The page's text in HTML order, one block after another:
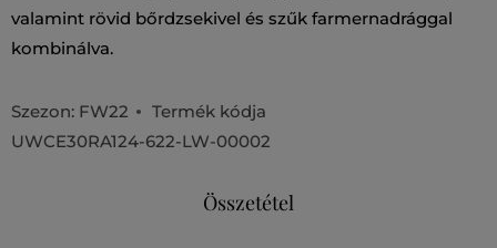
valamint rövid bőrdzsekivel és szűk farmernadrággal
kombinálva.
Szezon: FW22
Termék kódja
UWCE30RA124-622-LW-00002
Összetétel